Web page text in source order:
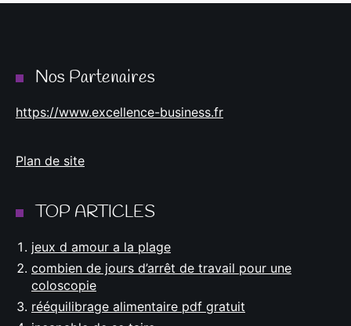
Nos Partenaires
https://www.excellence-business.fr
Plan de site
TOP ARTICLES
jeux d amour a la plage
combien de jours d’arrêt de travail pour une
coloscopie
rééquilibrage alimentaire pdf gratuit